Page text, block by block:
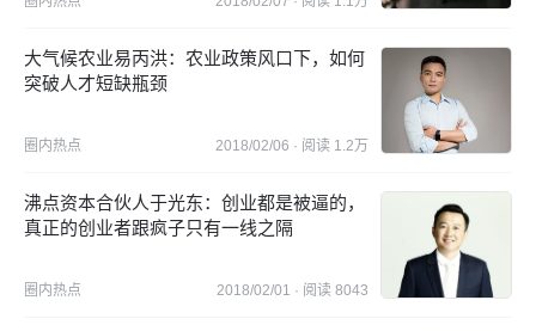
大气候农业易丙洪：农业政策风口下，如何
突破人才短缺瓶颈
圈内热点 2018/02/06 · 阅读 1.2万
沸点资本合伙人于光东：创业都是被逼的，
真正的创业者跟疯子只有一线之隔
圈内热点 2018/02/01 · 阅读 8043